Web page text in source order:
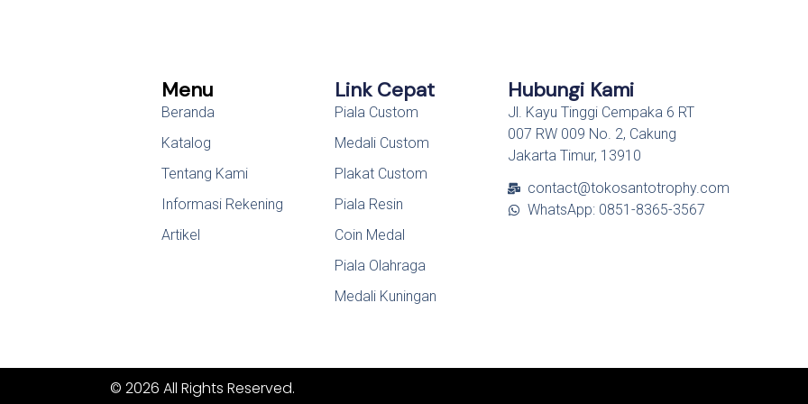
Menu
Beranda
Katalog
Tentang Kami
Informasi Rekening
Artikel
Link Cepat
Piala Custom
Medali Custom
Plakat Custom
Piala Resin
Coin Medal
Piala Olahraga
Medali Kuningan
Hubungi Kami
Jl. Kayu Tinggi Cempaka 6 RT
007 RW 009 No. 2, Cakung
Jakarta Timur, 13910
contact@tokosantotrophy.com
WhatsApp: 0851-8365-3567
© 2026 All Rights Reserved.